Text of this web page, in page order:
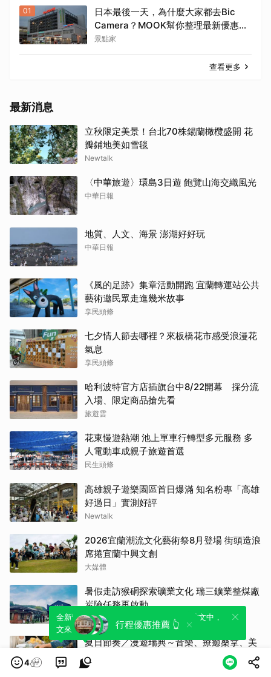
01
日本最後一天，為什麼大家都去Bic
Camera？MOOK幫你整理最新優惠
券，行前趕快存手機，結帳直接用，最
景點家
查看更多
最新消息
立秋限定美景！台北70株錫蘭橄欖盛開 花
瓣鋪地美如雪毯
Newtalk
〈中華旅遊〉環島3日遊 飽覽山海交織風光
中華日報
地質、人文、海景 澎湖好好玩
中華日報
《風的足跡》集章活動開跑 宜蘭轉運站公共
藝術邀民眾走進幾米故事
享民頭條
七夕情人節去哪裡？來板橋花市感受浪漫花
氣息
享民頭條
哈利波特官方店插旗台中8/22開幕 採分流
入場、限定商品搶先看
旅遊雲
花東慢遊熱潮 池上單車行轉型多元服務 多
人電動車成親子旅遊首選
民生頭條
高雄親子遊樂園區首日爆滿 知名粉專「高雄
好過日」實測好評
Newtalk
2026宜蘭潮流文化藝術祭8月登場 街頭造浪
席捲宜蘭中興文創
大媒體
暑假走訪猴硐探索礦業文化 瑞三鑛業整煤廠
炭險任務再啟動
大媒體
夏日節奏／漫遊瑞典～音樂、療癒桑拿、美
味歡樂螯蝦節
旅奇傳媒
行程優惠推薦 👆
4
全新體驗！一鍵引用此內容，透過發布貼
文來輕鬆表達個人立場。
可以轉發或引用此內容至自己的貼文中，
來發表您的評論或觀點。